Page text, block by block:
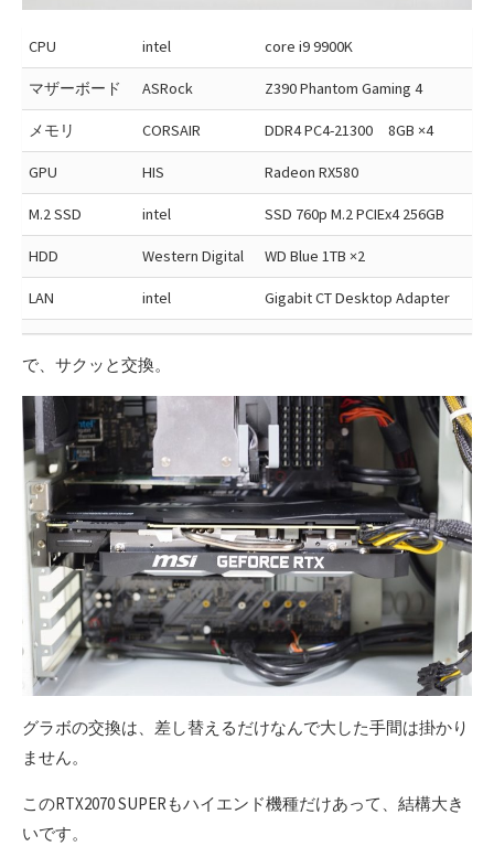
CPU intel core i9 9900K
マザーボード ASRock Z390 Phantom Gaming 4
メモリ CORSAIR DDR4 PC4-21300 8GB ×4
GPU HIS Radeon RX580
M.2 SSD intel SSD 760p M.2 PCIEx4 256GB
HDD Western Digital WD Blue 1TB ×2
LAN intel Gigabit CT Desktop Adapter
で、サクッと交換。
グラボの交換は、差し替えるだけなんで大した手間は掛かり
ません。
このRTX2070 SUPERもハイエンド機種だけあって、結構大き
いです。